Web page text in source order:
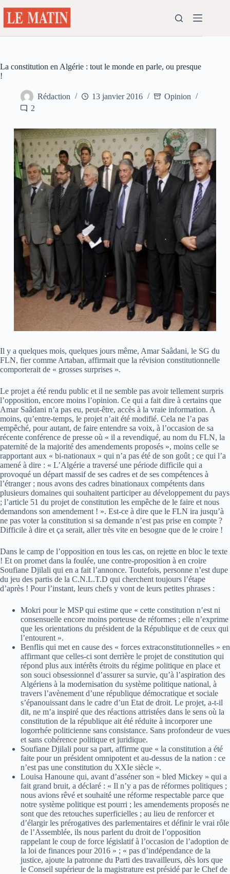
au
contenu
La constitution en Algérie : tout le monde en parle, ou presque
!
Rédaction 13 janvier 2016
Opinion
2
Il y a quelques mois, quelques jours même, Amar Saâdani, le SG du
FLN, fier comme Artaban, affirmait que la révision constitutionnelle
comporterait de « grosses surprises ».
Le projet a été rendu public et il ne semble pas avoir tellement surpris
l’opposition, encore moins l’opinion. Ce qui a fait dire à certains que
Amar Saâdani n’a pas eu, peut-être, accès à la vraie information. A
moins, qu’entre-temps, le projet n’ait été modifié. Cela ne l’a pas
empêché, pour autant, de faire entendre sa voix, à l’occasion de sa
récente conférence de presse où « il a revendiqué, au nom du FLN, la
paternité de la majorité des amendements proposés », moins celle se
rapportant aux « bi-nationaux » qui n’a pas été de son goût ; ce qui l’a
amené à dire : « L’Algérie a traversé une période difficile qui a
provoqué un départ massif de ses cadres et de ses compétences à
l’étranger ; nous avons des cadres binationaux compétents dans
plusieurs domaines qui souhaitent participer au développement du pays
; l’article 51 du projet de constitution les empêche de le faire et nous
demandons son amendement ! ». Est-ce à dire que le FLN ira jusqu’à
ne pas voter la constitution si sa demande n’est pas prise en compte ?
Difficile à dire et ça serait, aller très vite en besogne que de le croire !
Dans le camp de l’opposition en tous les cas, on rejette en bloc le texte
! Et on promet dans la foulée, une contre-proposition à en croire
Soufiane Djilali qui en a fait l’annonce. Toutefois, personne n’est dupe
du jeu des partis de la C.N.L.T.D qui cherchent toujours l’étape
d’après ! Pour l’instant, leurs chefs y vont de leurs petites phrases :
Mokri pour le MSP qui estime que « cette constitution n’est ni
consensuelle encore moins porteuse de réformes ; elle n’exprime
que les orientations du président de la République et de ceux qui
l’entourent ».
Benflis qui met en cause des « forces extraconstitutionnelles » en
affirmant que celles-ci sont derrière le projet de constitution qui
répond plus aux intérêts étroits du régime politique en place et
son souci obsessionnel d’assurer sa survie, qu’à l’aspiration des
Algériens à la modernisation du système politique national, à
travers l’avènement d’une république démocratique et sociale
s’épanouissant dans le cadre d’un Etat de droit. Le projet, a-t-il
dit, ne m’a inspiré que des réactions attristées dans le sens où la
constitution de la république ait été réduite à incorporer une
logorrhée politicienne sans consistance. Sans profondeur de vues
et sans cohérence politique et juridique.
Soufiane Djilali pour sa part, affirme que « la constitution a été
faite pour un président omnipotent et au-dessus de la nation : ce
n’est pas une constitution du XXIe siècle ».
Louisa Hanoune qui, avant d’asséner son « bled Mickey » qui a
fait grand bruit, a déclaré : « Il n’y a pas de réformes politiques ;
nous avions rêvé et souhaité une réforme respectable parce que
notre système politique est pourri ; les amendements proposés ne
sont que des retouches superficielles ; au lieu de renforcer et
d’élargir les prérogatives des parlementaires et définir le vrai rôle
de l’Assemblée, ils nous parlent du droit de l’opposition
rappelant le coup de force législatif à l’occasion de l’adoption de
la loi de finances pour 2016 » ; « pas d’indépendance de la
justice, ajoute la patronne du Parti des travailleurs, dès lors que
le Conseil supérieur de la magistrature est présidé par le Chef de